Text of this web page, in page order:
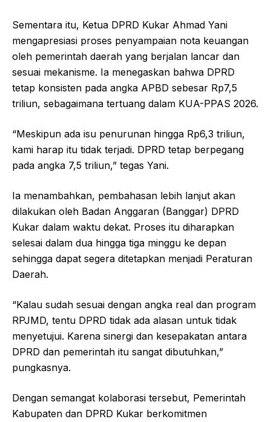
Sementara itu, Ketua DPRD Kukar Ahmad Yani
mengapresiasi proses penyampaian nota keuangan
oleh pemerintah daerah yang berjalan lancar dan
sesuai mekanisme. Ia menegaskan bahwa DPRD
tetap konsisten pada angka APBD sebesar Rp7,5
triliun, sebagaimana tertuang dalam KUA-PPAS 2026.
“Meskipun ada isu penurunan hingga Rp6,3 triliun,
kami harap itu tidak terjadi. DPRD tetap berpegang
pada angka 7,5 triliun,” tegas Yani.
Ia menambahkan, pembahasan lebih lanjut akan
dilakukan oleh Badan Anggaran (Banggar) DPRD
Kukar dalam waktu dekat. Proses itu diharapkan
selesai dalam dua hingga tiga minggu ke depan
sehingga dapat segera ditetapkan menjadi Peraturan
Daerah.
“Kalau sudah sesuai dengan angka real dan program
RPJMD, tentu DPRD tidak ada alasan untuk tidak
menyetujui. Karena sinergi dan kesepakatan antara
DPRD dan pemerintah itu sangat dibutuhkan,”
pungkasnya.
Dengan semangat kolaborasi tersebut, Pemerintah
Kabupaten dan DPRD Kukar berkomitmen